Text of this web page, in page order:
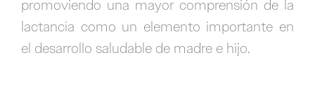
promoviendo una mayor comprensión de la
lactancia como un elemento importante en
el desarrollo saludable de madre e hijo.